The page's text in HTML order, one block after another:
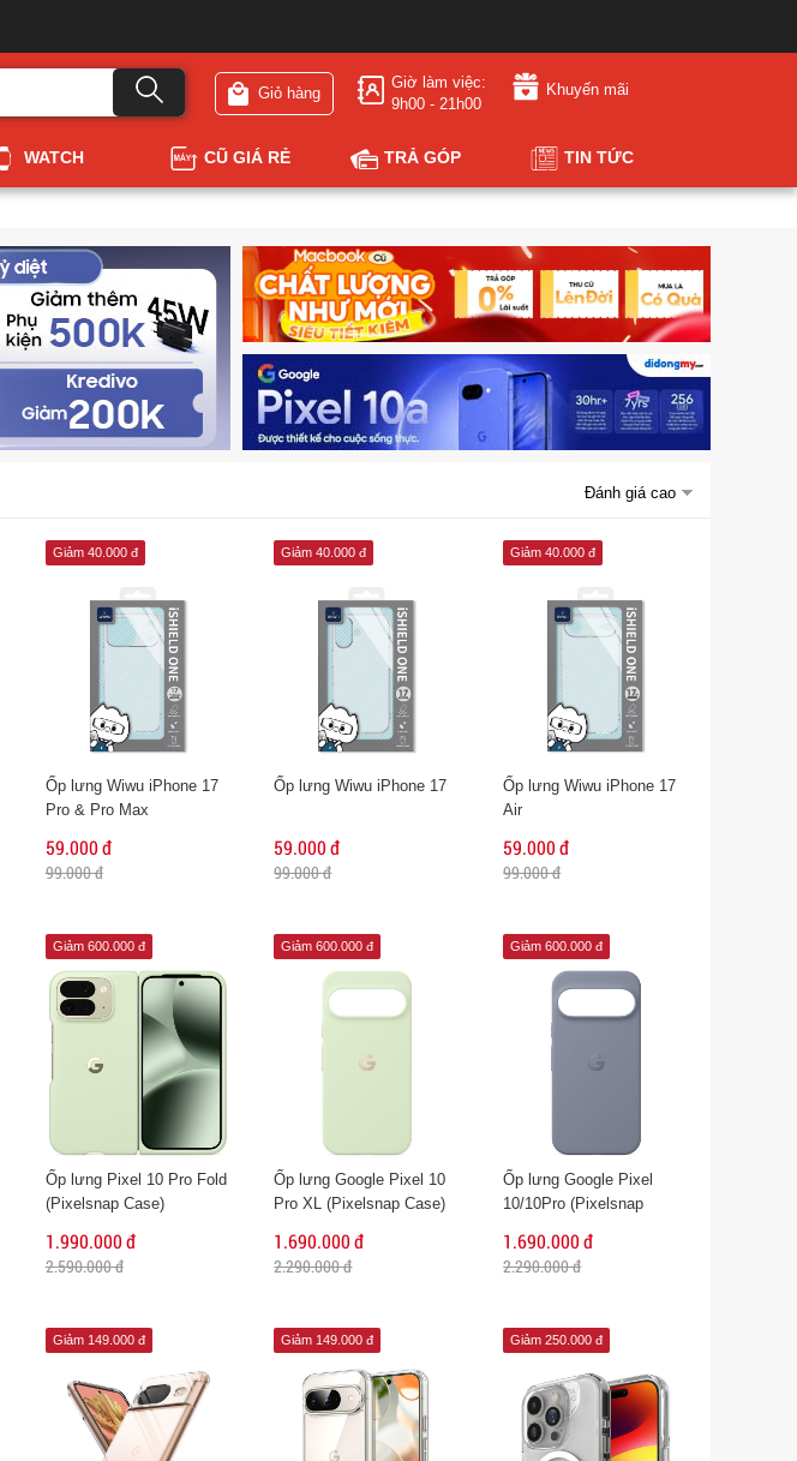
Giỏ hàng
Giờ làm việc:
9h00 - 21h00
Khuyến mãi
WATCH CŨ GIÁ RẺ TRẢ GÓP TIN TỨC
Đánh giá cao
Giảm 40.000 đ
Ốp lưng Wiwu iPhone 17
Pro & Pro Max
59.000 đ
99.000 đ
Giảm 40.000 đ
Ốp lưng Wiwu iPhone 17
59.000 đ
99.000 đ
Giảm 40.000 đ
Ốp lưng Wiwu iPhone 17
Air
59.000 đ
99.000 đ
Giảm 600.000 đ
Ốp lưng Pixel 10 Pro Fold
(Pixelsnap Case)
1.990.000 đ
2.590.000 đ
Giảm 600.000 đ
Ốp lưng Google Pixel 10
Pro XL (Pixelsnap Case)
1.690.000 đ
2.290.000 đ
Giảm 600.000 đ
Ốp lưng Google Pixel
10/10Pro (Pixelsnap
1.690.000 đ
2.290.000 đ
Giảm 149.000 đ Giảm 149.000 đ Giảm 250.000 đ